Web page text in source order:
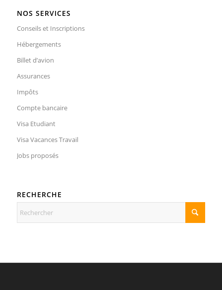
NOS SERVICES
Conseils et Inscriptions
Hébergements
Billet d’avion
Assurances
Impôts
Compte bancaire
Visa Etudiant
Visa Vacances Travail
Jobs proposés
RECHERCHE